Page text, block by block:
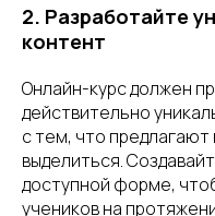
2. Разработайте
контент
Онлайн-курс должен
действительно
с тем, что предлагают
выделиться.
доступной форме,
учеников на